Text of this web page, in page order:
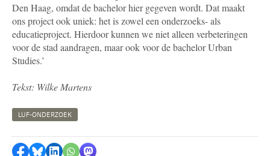
Den Haag, omdat de bachelor hier gegeven wordt. Dat maakt
ons project ook uniek: het is zowel een onderzoeks- als
educatieproject. Hierdoor kunnen we niet alleen verbeteringen
voor de stad aandragen, maar ook voor de bachelor Urban
Studies.’
Tekst: Wilke Martens
LUF-ONDERZOEK
Delen op Facebook
Delen via Bluesky
Delen op LinkedIn
Delen via WhatsApp
Delen via Mastodon